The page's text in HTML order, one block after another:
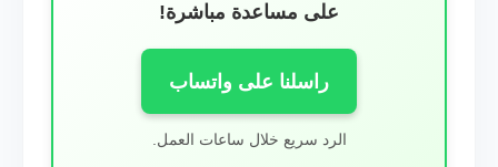
على مساعدة مباشرة!
راسلنا على واتساب
الرد سريع خلال ساعات العمل.